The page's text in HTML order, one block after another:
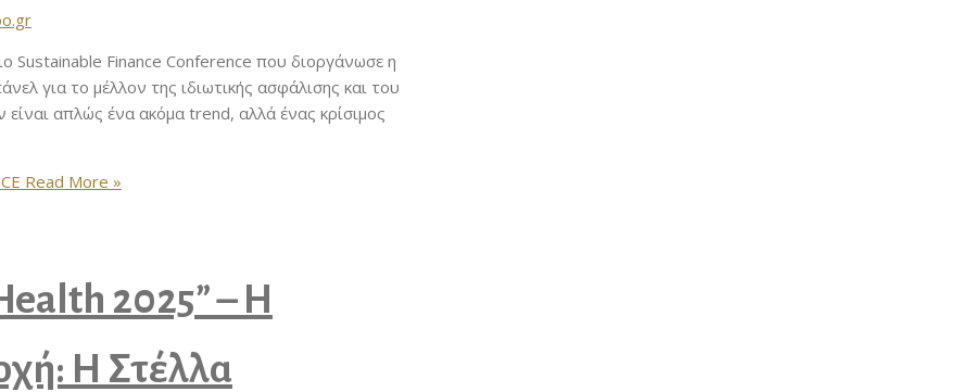
Sustainable Finance Conference που διοργάνωσε η
για το μέλλον της ιδιωτικής ασφάλισης και του
απλώς ένα ακόμα trend, αλλά ένας κρίσιμος
Read More »
2025” – Η
Η Στέλλα